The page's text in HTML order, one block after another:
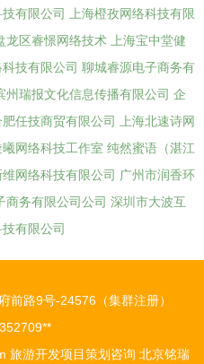
有限公司
上海橙孜网络科技有限
龙区睿憬网络技术
上海宝中堂健
科技有限公司 聊城睿源电子商务有
州瑞报文化信息传播有限公司 企
肥任技商贸有限公司
上海北速诗网
网络科技工作室 纯然蜜语（湛江
网络科技有限公司 广州市润香环
商务有限公司公司 深圳市大波互
有限公司
前路9号-24576（集群注册）
旅游开发项目策划咨询 北京铭瑞